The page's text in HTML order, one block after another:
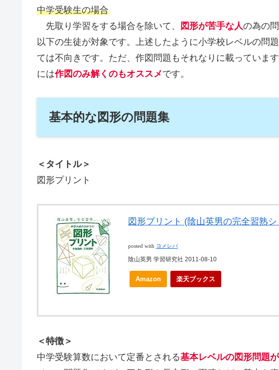
中学受験生の場合
先取り学習をする場合を除いて、
図形が苦手な人の為の
以下の生徒が対象です。上述したように小学校レベルの問
ては不向きです。ただ、作図問題もそれなりに載っていま
には作図のみ解くのもオススメです。
基本的な図形の問題集
＜タイトル＞
図形プリント
図形プリント (陰山英男の完全習熟
posted with ヨメレバ
陰山英男 学習研究社 2011-08-10
Amazon 楽天ブックス
＜特徴＞
中学受験算数において定番とされる基本レベルの図形問題